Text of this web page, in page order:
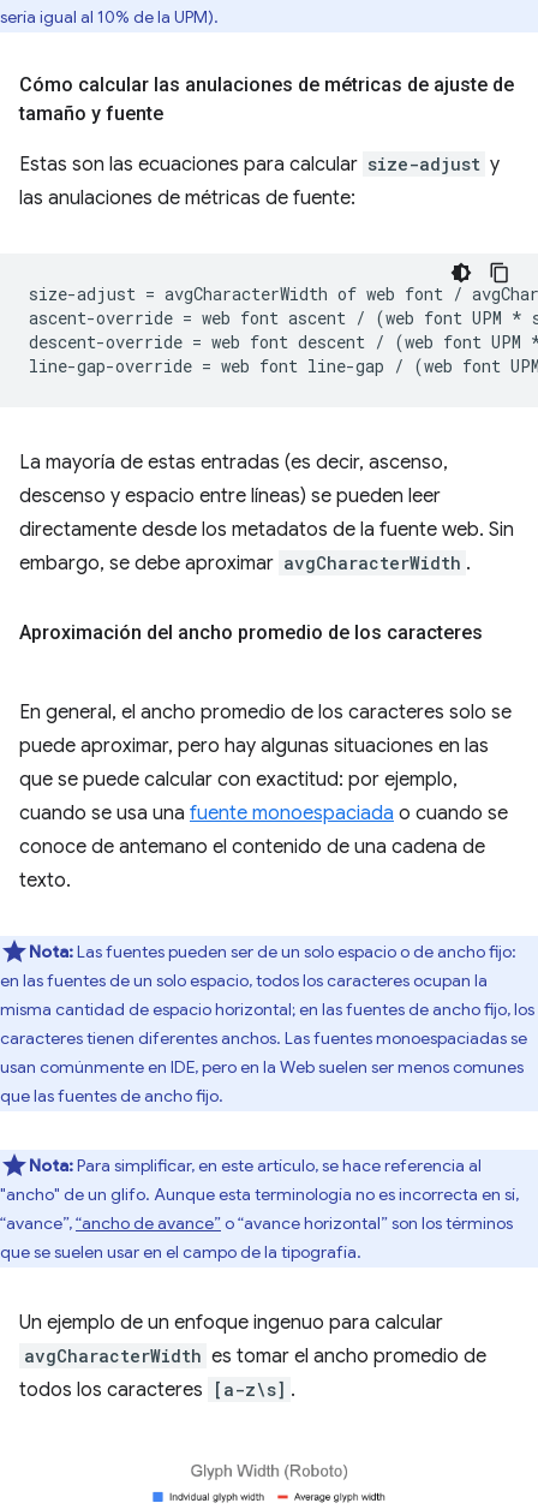
sería igual al 10% de la UPM).
Cómo calcular las anulaciones de métricas de ajuste de
tamaño y fuente
Estas son las ecuaciones para calcular size-adjust y
las anulaciones de métricas de fuente:
size-adjust = avgCharacterWidth of web font /
ascent-override = web font ascent / (web font UPM
descent-override = web font descent / (web font
La mayoría de estas entradas (es decir, ascenso,
descenso y espacio entre líneas) se pueden leer
directamente desde los metadatos de la fuente web. Sin
embargo, se debe aproximar avgCharacterWidth .
Aproximación del ancho promedio de los caracteres
En general, el ancho promedio de los caracteres solo se
puede aproximar, pero hay algunas situaciones en las
que se puede calcular con exactitud: por ejemplo,
cuando se usa una fuente monoespaciada o cuando se
conoce de antemano el contenido de una cadena de
texto.
Nota:Las fuentes pueden ser de un solo espacio o de ancho fijo:
en las fuentes de un solo espacio, todos los caracteres ocupan la
misma cantidad de espacio horizontal; en las fuentes de ancho fijo, los
caracteres tienen diferentes anchos. Las fuentes monoespaciadas se
usan comúnmente en IDE, pero en la Web suelen ser menos comunes
que las fuentes de ancho fijo.
Nota:Para simplificar, en este artículo, se hace referencia al
"ancho" de un glifo. Aunque esta terminología no es incorrecta en sí,
“avance”,“ancho de avance”o “avance horizontal” son los términos
que se suelen usar en el campo de la tipografía.
Un ejemplo de un enfoque ingenuo para calcular
avgCharacterWidth es tomar el ancho promedio de
todos los caracteres
[a-z\s] .